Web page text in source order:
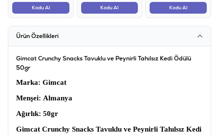
Kodu Al
Kodu Al
Kodu Al
Ürün Özellikleri
Gimcat Crunchy Snacks Tavuklu ve Peynirli Tahılsız Kedi Ödülü
50gr
Marka: Gimcat
Menşei: Almanya
Ağırlık: 50gr
Gimcat Crunchy Snacks Tavuklu ve Peynirli Tahılsız Kedi